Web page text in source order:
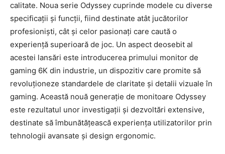
calitate. Noua serie Odyssey cuprinde modele cu diverse
specificații și funcții, fiind destinate atât jucătorilor
profesioniști, cât și celor pasionați care caută o
experiență superioară de joc. Un aspect deosebit al
acestei lansări este introducerea primului monitor de
gaming 6K din industrie, un dispozitiv care promite să
revoluționeze standardele de claritate și detalii vizuale în
gaming. Această nouă generație de monitoare Odyssey
este rezultatul unor investigații și dezvoltări extensive,
destinate să îmbunătățească experiența utilizatorilor prin
tehnologii avansate și design ergonomic.